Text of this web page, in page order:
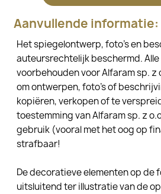
Aanvullende informatie:
Het spiegelontwerp, foto's en
auteursrechtelijk beschermd.
voorbehouden voor Alfaram sp. z
om ontwerpen, foto's of
kopiëren, verkopen of te
toestemming van Alfaram sp. z
gebruik (vooral met het oog op
strafbaar!
De decoratieve elementen op de
uitsluitend ter illustratie van de